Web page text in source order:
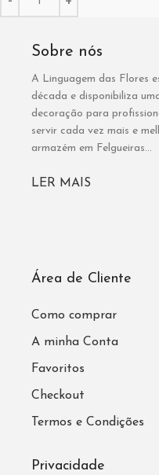
Sobre nós
A Linguagem das Flores
década e disponibiliza
decoração para
servir cada vez mais e
armazém em Felgueiras...
LER MAIS
Área de Cliente
Como comprar
A minha Conta
Favoritos
Checkout
Termos e Condições
Privacidade